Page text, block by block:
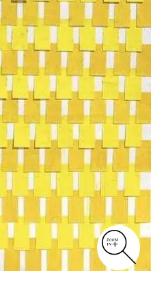
DES OEUVRES